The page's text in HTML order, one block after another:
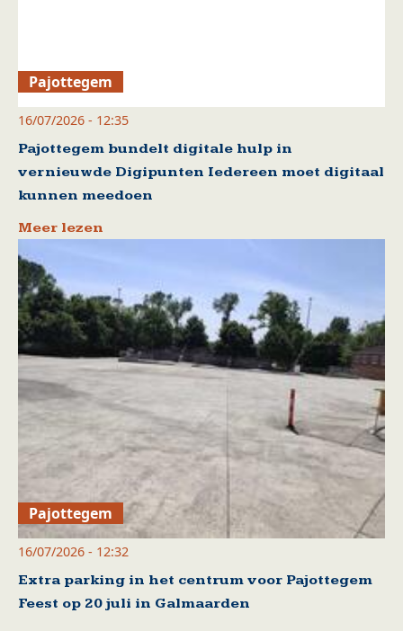
Pajottegem
16/07/2026 - 12:35
Pajottegem bundelt digitale hulp in
vernieuwde Digipunten Iedereen moet digitaal
kunnen meedoen
Meer lezen
Pajottegem
16/07/2026 - 12:32
Extra parking in het centrum voor Pajottegem
Feest op 20 juli in Galmaarden